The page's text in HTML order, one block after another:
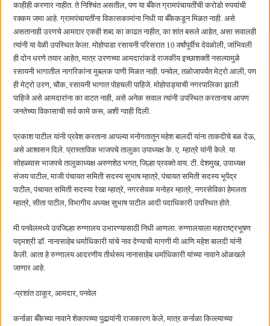
काहीही करणार नाहीत. ते निश्चिंत असतील, पण या बँकेत ग्रामपंचायतींची करोडो रुपयांची
रक्कम जमा आहे. ग्रामपंचायतींना विकासकामांना निधी या बँकेकडून मिळत नाही. असे
असतानाही उरणचे आमदार एकही शब्द का काढत नाहीत, का शांत बसले आहेत, असा सवालही
त्यांनी या वेळी उपस्थित केला. मोहोपाडा रसायनी परिसरात 10 वर्षांपूर्वीच देवळोली, जांभिवली
ही दोन धरणे तयार आहेत, मात्र उरणच्या आमदारांकडे राजकीय इच्छाशक्ती नसल्यामुळे
रसायनी भागातील नागरिकांना मुबलक पाणी मिळत नाही. पनवेल, तळोजापर्यंत मेट्रो आली, पण
ही मेट्रो उरण, चौक, रसायनी भागात पोहचली पाहिजे. मोहोपाड्याची नगरपालिका झाली
पाहिजे असे आमदारांना का वाटत नाही, असे अनेक सवाल त्यांनी उपस्थित करतानाच आपण
जनतेच्या विकासाची सर्व कामे करू, अशी ग्वाही दिली.
प्रकाश पाटील यांनी प्रवेश करताना आपल्या मनोगतातून महेश बालदी यांना ताकदीचे बळ देऊ,
असे आश्वसन दिले. प्रास्ताविक भाजपचे तालुका उपाध्यक्ष के. ए. म्हात्रे यांनी केले. या
सोहळ्यास भाजपचे तालुकाध्यक्ष अरुणशेठ भगत, जिल्हा प्रवक्ते वाय. टी. देशमुख, उपाध्यक्ष
संजय पाटील, माजी पंचायत समिती सदस्य सुभाष म्हात्रे, पंचायत समिती सदस्य भूपेंद्र
पाटील, पंचायत समिती सदस्या रेखा म्हात्रे, नगरसेवक मनोहर म्हात्रे, नगरसेविका हेमलता
म्हात्रे, सीता पाटील, विभागीय अध्यक्ष सुभाष पाटील आदी पदाधिकारी उपस्थित होते.
मी पनवेलमध्ये उपजिल्हा रुग्णालय उभारण्यासाठी निधी आणला. रुग्णालयाला महाराष्ट्रभूषण
पद्मश्री डॉ. नानासाहेब धर्माधिकारी यांचे नाव देण्याची मागणी मी आणि महेश बालदी यांनी
केली. आता हे रुग्णालय आदरणीय तीर्थरूप नानासाहेब धर्माधिकारी यांच्या नावाने ओळखले
जाणार आहे.
-प्रशांत ठाकूर, आमदार, पनवेल
कर्नाळा बँकेच्या नावाने शेकापच्या पुढार्‍यांनी राजकारण केले, मात्र कर्नाळा किल्ल्याच्या